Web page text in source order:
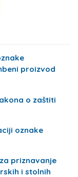
proizvod
o zaštiti
oznake
priznavanje
i stolnih